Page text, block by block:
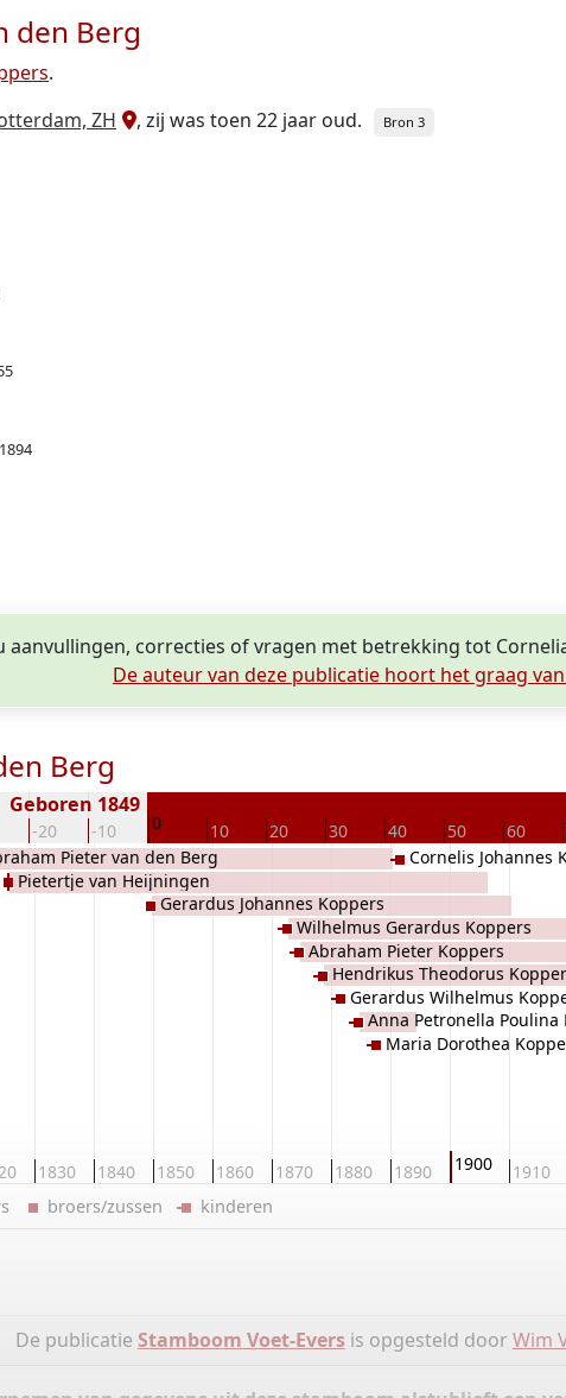
den Berg
.
ZH , zij was toen 22 jaar oud. Bron 3
aanvullingen, correcties of vragen met betrekking tot
De auteur van deze publicatie hoort het graag
Berg
-20 -10 0 10 20 30 40 50 60
Geboren 1849
1830 1840 1850 1860 1870 1880 1890 1900 1910
Pieter van den Berg
Pietertje van Heijningen
Gerardus Johannes Koppers
Wilhelmus Gerardus Koppers
Abraham Pieter Koppers
Hendrikus Theodorus
Gerardus Wilhelmus
Anna Petronella Poulina
Maria Dorothea
Cornelis Johannes
broers/zussen kinderen
De publicatie Stamboom Voet-Eversis opgesteld door Wim